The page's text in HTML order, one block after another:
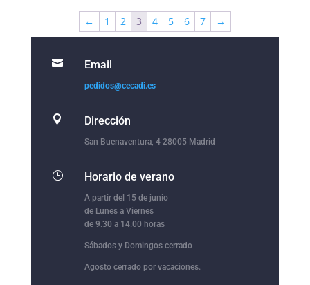
← 1 2 3 4 5 6 7 →
 Email
pedidos@cecadi.es
 Dirección
San Buenaventura, 4 28005 Madrid
} Horario de verano
A partir del 15 de junio
de Lunes a Viernes
de 9.30 a 14.00 horas
Sábados y Domingos cerrado
Agosto cerrado por vacaciones.